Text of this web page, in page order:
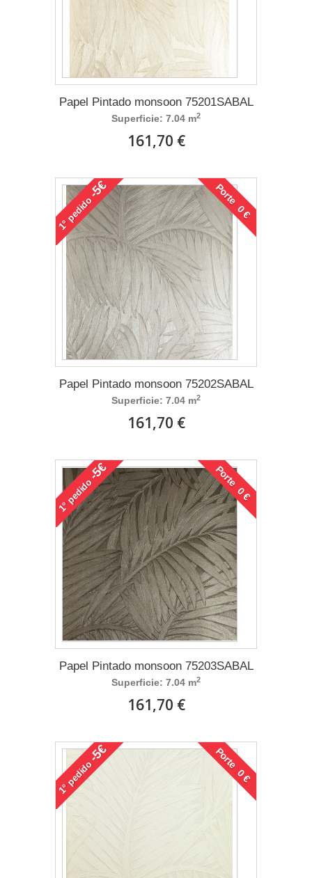
Papel Pintado monsoon 75201SABAL
Superficie: 7.04 m2
161,70 €
1°
pedido
-5€ Porte 0 €
Papel Pintado monsoon 75202SABAL
Superficie: 7.04 m2
161,70 €
1°
pedido
-5€ Porte 0 €
Papel Pintado monsoon 75203SABAL
Superficie: 7.04 m2
161,70 €
1°
pedido
-5€ Porte 0 €